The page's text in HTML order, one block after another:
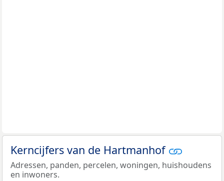
Kerncijfers van de Hartmanhof
Adressen, panden, percelen, woningen, huishoudens
en inwoners.